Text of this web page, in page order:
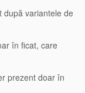
după variantele de
în ficat, care
prezent doar în